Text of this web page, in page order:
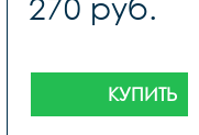
270 руб.
КУПИТЬ